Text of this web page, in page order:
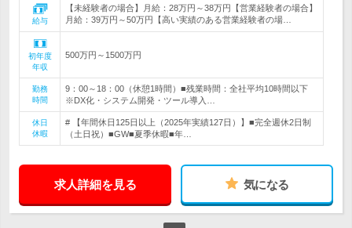
給与
【未経験者の場合】月給：28万円～38万円【営業経験者の場合】
月給：39万円～50万円【高い実績のある営業経験者の場…
初年度
年収
500万円～1500万円
勤務
時間
9：00～18：00（休憩1時間）■残業時間：全社平均10時間以下
※DX化・システム開発・ツール導入…
休日
休暇
# 【年間休日125日以上（2025年実績127日）】■完全週休2日制
（土日祝）■GW■夏季休暇■年…
求人詳細を見る 気になる